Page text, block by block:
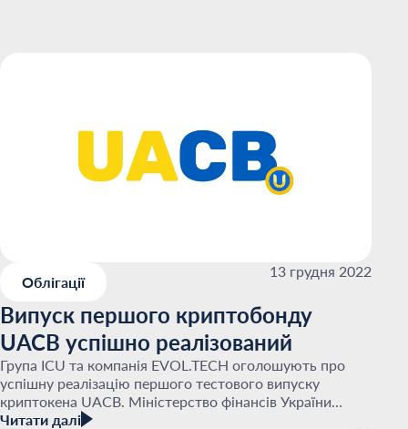
Облігації
13 грудня 2022
Випуск першого криптобонду
UACB успішно реалізований
Група ICU та компанія EVOL.TECH оголошують про
успішну реалізацію першого тестового випуску
криптокена UACB. Міністерство фінансів України
вчасно та в повному обсязі провело виплати за
Читати далі